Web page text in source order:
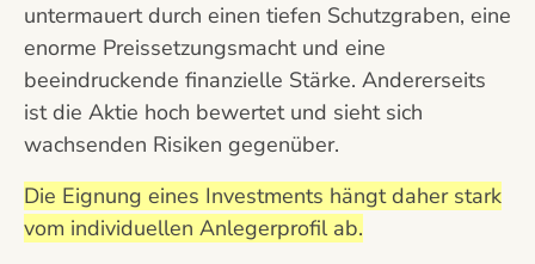
untermauert durch einen tiefen Schutzgraben, eine
enorme Preissetzungsmacht und eine
beeindruckende finanzielle Stärke. Andererseits
ist die Aktie hoch bewertet und sieht sich
wachsenden Risiken gegenüber.
Die Eignung eines Investments hängt daher stark
vom individuellen Anlegerprofil ab.